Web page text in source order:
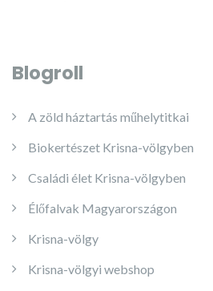
Blogroll
A zöld háztartás műhelytitkai
Biokertészet Krisna-völgyben
Családi élet Krisna-völgyben
Élőfalvak Magyarországon
Krisna-völgy
Krisna-völgyi webshop